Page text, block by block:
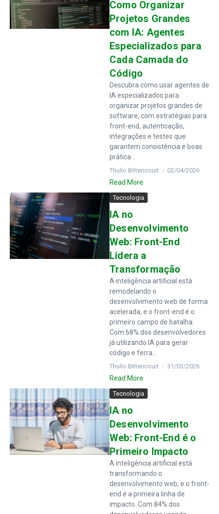
Como Organizar
Projetos Grandes
com IA: Agentes
Especializados para
Cada Camada do
Código
Descubra como usar agentes de
IA especializados para
organizar projetos grandes de
software, com estratégias para
front-end, autenticação,
integrações e testes que
garantem consistência e boas
prática...
Thulio Bittencourt 02/04/2026
Read More
Tecnologia
IA no
Desenvolvimento
Web: Front-End
Lidera a
Transformação
A inteligência artificial está
remodelando o
desenvolvimento web de forma
acelerada, e o front-end é o
primeiro campo de batalha.
Com 68% dos desenvolvedores
já utilizando IA para gerar
código e ferra...
Thulio Bittencourt 31/03/2026
Read More
Tecnologia
IA no
Desenvolvimento
Web: Front-End é o
Primeiro Impacto
A inteligência artificial está
transformando o
desenvolvimento web, e o front-
end é a primeira linha de
impacto. Com 84% dos